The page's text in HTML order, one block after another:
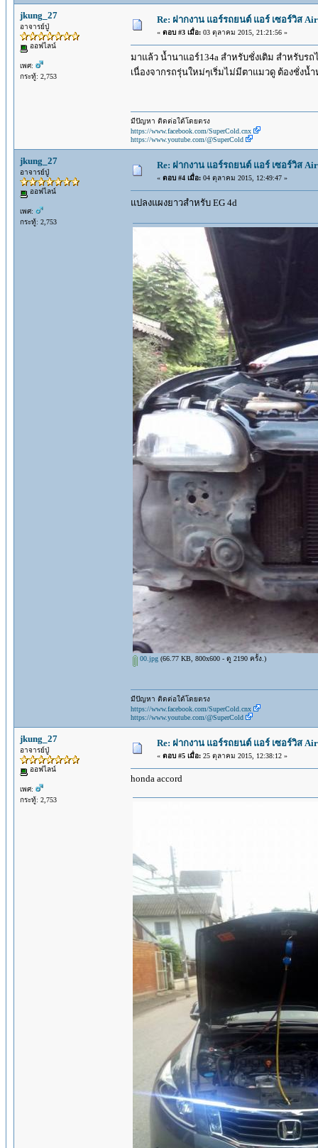
jkung_27
อาจารย์ปู่
ออฟไลน์
เพศ:
กระทู้: 2,753
Re: ฝากงาน แอร์รถยนต์ แอร์ เซอร์วิส
« ตอบ #3 เมื่อ: 03 ตุลาคม 2015, 21:21:56 »
มาแล้ว น้ำนาแอร์134a สำหรับชั่งเติม สำหรับร
เนื่องจากรถรุ่นใหม่ๆเริ่มไม่มีตาแมวดู ต้องชั่งน้
มีปัญหา ติดต่อใด้โดยตรง
https://www.facebook.com/SuperCold.cnx
https://www.youtube.com/@SuperCold
jkung_27
อาจารย์ปู่
ออฟไลน์
เพศ:
กระทู้: 2,753
Re: ฝากงาน แอร์รถยนต์ แอร์ เซอร์วิส
« ตอบ #4 เมื่อ: 04 ตุลาคม 2015, 12:49:47 »
แปลงแผงยาวสำหรับ EG 4d
00.jpg (66.77 KB, 800x600 - ดู 2190 ครั้ง.)
มีปัญหา ติดต่อใด้โดยตรง
https://www.facebook.com/SuperCold.cnx
https://www.youtube.com/@SuperCold
jkung_27
อาจารย์ปู่
ออฟไลน์
เพศ:
กระทู้: 2,753
Re: ฝากงาน แอร์รถยนต์ แอร์ เซอร์วิส
« ตอบ #5 เมื่อ: 25 ตุลาคม 2015, 12:38:12 »
honda accord